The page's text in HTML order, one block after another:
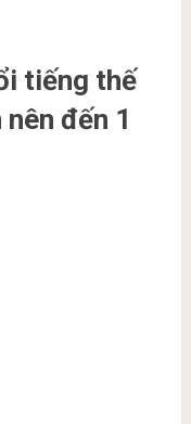
tiếng thế
đến 1